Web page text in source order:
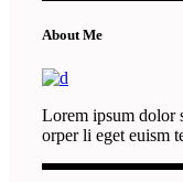
About Me
Lorem ipsum dolor
orper li eget euism